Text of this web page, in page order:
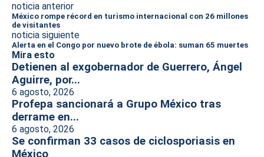
noticia anterior
México rompe récord en turismo internacional con 26 millones
de visitantes
noticia siguiente
Alerta en el Congo por nuevo brote de ébola: suman 65 muertes
Mira esto
Detienen al exgobernador de Guerrero, Ángel
Aguirre, por...
6 agosto, 2026
Profepa sancionará a Grupo México tras
derrame en...
6 agosto, 2026
Se confirman 33 casos de ciclosporiasis en
México